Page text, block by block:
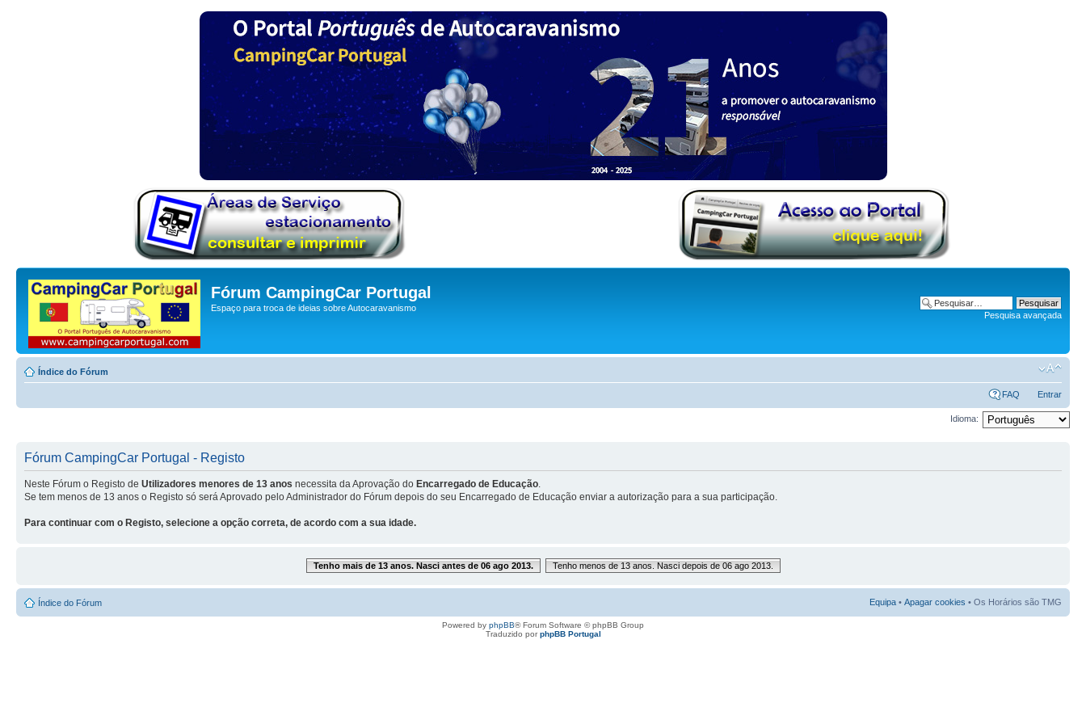
Fórum CampingCar Portugal
Espaço para troca de ideias sobre Autocaravanismo
Pesquisa avançada
Índice do Fórum
FAQ Entrar
Idioma:
Fórum CampingCar Portugal - Registo
Neste Fórum o Registo de Utilizadores menores de 13 anos necessita da Aprovação do Encarregado de Educação
Se tem menos de 13 anos o Registo só será Aprovado pelo Administrador do Fórum depois do seu Encarregado de Educação enviar a autorização para a sua participação.
Para continuar com o Registo, selecione a opção correta, de acordo com a sua idade.
Tenho mais de 13 anos. Nasci antes de 06 ago 2013. Tenho menos de 13 anos. Nasci depois de 06 ago 2013.
Índice do Fórum Equipa • Apagar cookies • Os Horários são TMG
Powered by phpBB® Forum Software © phpBB Group
Traduzido porphpBB Portugal